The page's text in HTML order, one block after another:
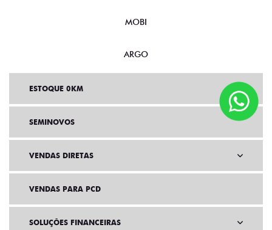
MOBI
ARGO
ESTOQUE 0KM
SEMINOVOS
VENDAS DIRETAS
VENDAS PARA PCD
SOLUÇÕES FINANCEIRAS